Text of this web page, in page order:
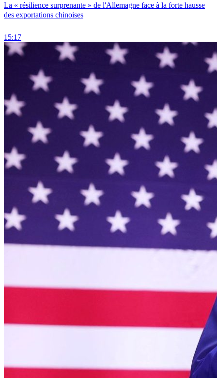
La « résilience surprenante » de l'Allemagne face à la forte hausse
des exportations chinoises
15:17